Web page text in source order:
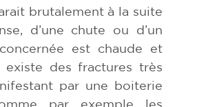
brutalement à la suite
d’une chute ou d’un
est chaude et
des fractures très
par une boiterie
par exemple les